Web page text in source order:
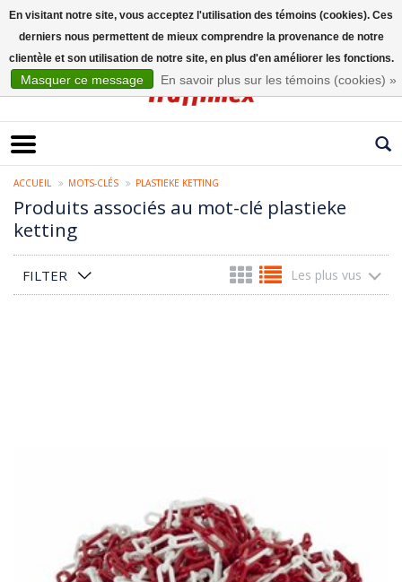
ACCUEIL MOTS-CLÉS PLASTIEKE KETTING
Produits associés au mot-clé plastieke
ketting
FILTER Les plus vus
En visitant notre site, vous acceptez l'utilisation des témoins (cookies). Ces
derniers nous permettent de mieux comprendre la provenance de notre
clientèle et son utilisation de notre site, en plus d'en améliorer les fonctions.
Masquer ce message En savoir plus sur les témoins (cookies) »